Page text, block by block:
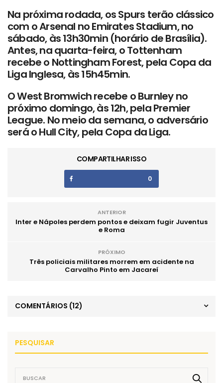
Na próxima rodada, os Spurs terão clássico
com o Arsenal no Emirates Stadium, no
sábado, às 13h30min (horário de Brasília).
Antes, na quarta-feira, o Tottenham
recebe o Nottingham Forest, pela Copa da
Liga Inglesa, às 15h45min.
O West Bromwich recebe o Burnley no
próximo domingo, às 12h, pela Premier
League. No meio da semana, o adversário
será o Hull City, pela Copa da Liga.
COMPARTILHAR ISSO
0
ANTERIOR
Inter e Nápoles perdem pontos e deixam fugir Juventus
e Roma
PRÓXIMO
Três policiais militares morrem em acidente na
Carvalho Pinto em Jacareí
COMENTÁRIOS (12)
PESQUISAR